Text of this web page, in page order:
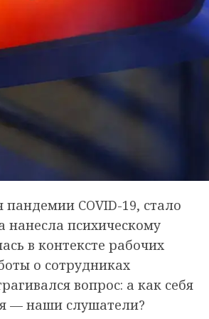
COVID-19, стало
нанесла психическому
в контексте рабочих
о сотрудниках
вопрос: а как себя
— наши слушатели?